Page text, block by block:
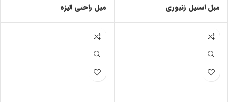
مبل استیل زنبوری مبل راحتی الیزه